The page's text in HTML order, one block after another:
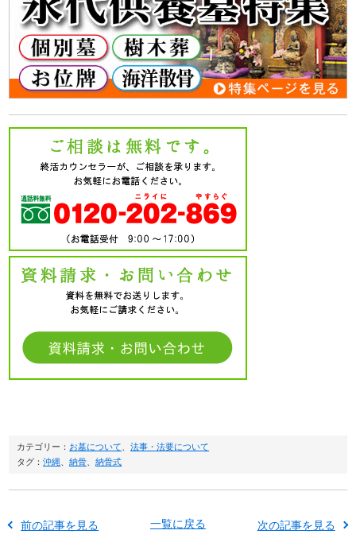
カテゴリー： お墓について 、法事・法要について
タグ：沖縄 、納骨 、納骨式
前の記事を見る 一覧に戻る 次の記事を見る